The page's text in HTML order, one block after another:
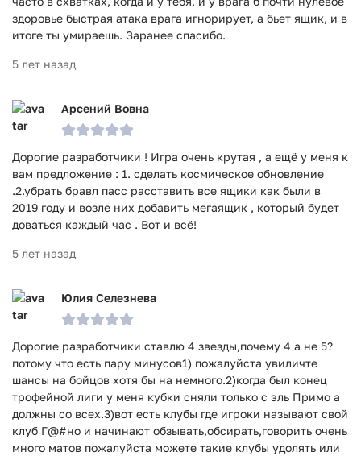
здоровье быстрая атака врага игнорирует, а бьет ящик, и в
итоге ты умираешь. Заранее спасибо.
5 лет назад
Арсений Вовна
Дорогие разработчики ! Игра очень крутая , а ещё у меня к
вам предложение : 1. сделать космическое обновление
.2.убрать бравл пасс расставить все ящики как были в
2019 году и возле них добавить мегаящик , который будет
доваться каждый час . Вот и всё!
5 лет назад
Юлия Селезнева
Дорогие разработчики ставлю 4 звезды,почему 4 а не 5?
потому что есть пару минусов1) пожалуйста увиличте
шансы на бойцов хотя бы на немного.2)когда был конец
трофейной лиги у меня кубки сняли только с эль Примо а
должны со всех.3)вот есть клубы где игроки называют свой
клуб Г@#но и начинают обзывать,обсирать,говорить очень
много матов пожалуйста можете такие клубы удолять или